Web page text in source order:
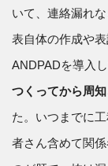
いて、連絡漏れ
表自体の作成や
ANDPADを導入
つくってから周
た。いつまでに
者さん含めて関